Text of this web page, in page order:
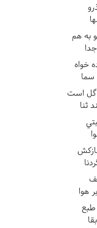
به هم
خواه
سما
گل است
ثنا
هوا
طبع